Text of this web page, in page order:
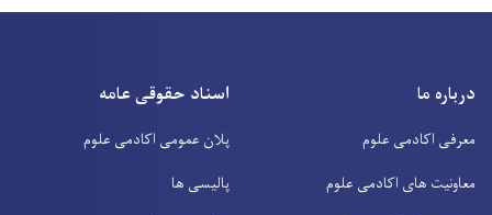
درباره ما
معرفی اکادمی علوم
معاونیت های اکادمی علوم
اسناد حقوقی عامه
پلان عمومی اکادمی علوم
پالیسی ها